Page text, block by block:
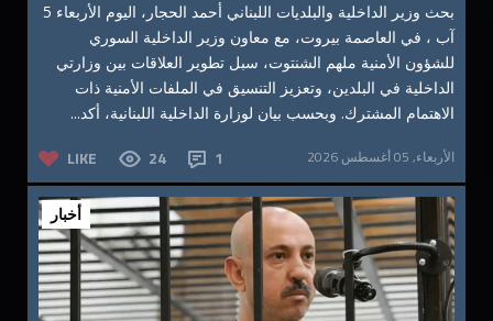
بحث وزير الداخلية والبلديات اللبناني أحمد الحجار، اليوم الأربعاء 5
آب ، في العاصمة بيروت، مع معاون وزير الداخلية السوري
للشؤون الأمنية ملهم الشنتوت، سبل تطوير العلاقات بين وزارتي
الداخلية في البلدين، وتعزيز التنسيق في الملفات الأمنية ذات
الاهتمام المشترك. وبحسب بيان لوزارة الداخلية اللبنانية، أكد...
LIKE 24 1 الأربعاء, 05 أغسطس 2026
أخبار